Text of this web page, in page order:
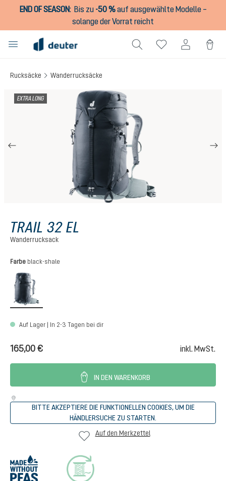
springen
END OF SEASON: Bis zu -50 %auf ausgewählte Modelle –
solange der Vorrat reicht
Rucksäcke Wanderrucksäcke
EXTRA LONG
Bildergalerie überspringen
TRAIL 32 EL
Wanderrucksack
Farbeauswählen
black-shale
Auf Lager | In 2-3 Tagen bei dir
165,00 € inkl. MwSt.
IN DEN WARENKORB
BITTE AKZEPTIERE DIE FUNKTIONELLEN COOKIES, UM DIE
HÄNDLERSUCHE ZU STARTEN.
Auf den Merkzettel